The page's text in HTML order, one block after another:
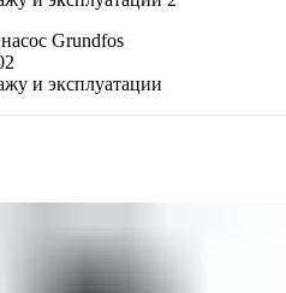
и эксплуатации